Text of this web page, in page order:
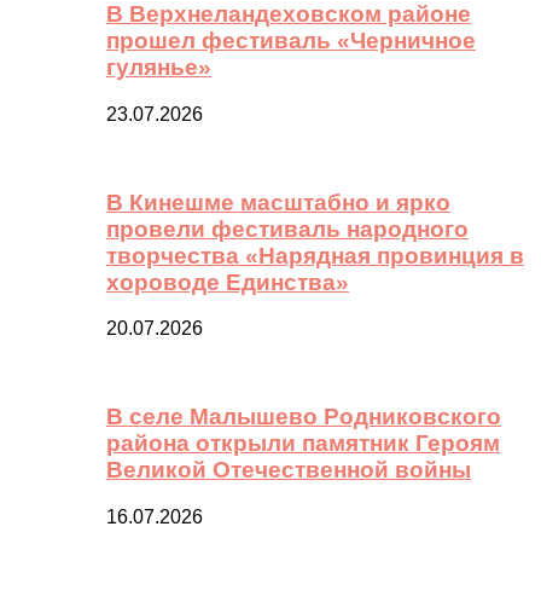
В Верхнеландеховском районе
прошел фестиваль «Черничное
гулянье»
23.07.2026
В Кинешме масштабно и ярко
провели фестиваль народного
творчества «Нарядная провинция в
хороводе Единства»
20.07.2026
В селе Малышево Родниковского
района открыли памятник Героям
Великой Отечественной войны
16.07.2026